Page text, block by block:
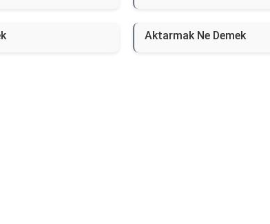
Aktarmak Ne Demek